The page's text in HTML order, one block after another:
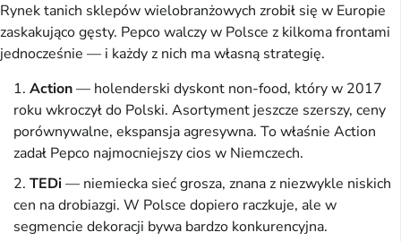
Rynek tanich sklepów wielobranżowych zrobił się w Europie
zaskakująco gęsty. Pepco walczy w Polsce z kilkoma frontami
jednocześnie — i każdy z nich ma własną strategię.
Action— holenderski dyskont non-food, który w 2017
roku wkroczył do Polski. Asortyment jeszcze szerszy, ceny
porównywalne, ekspansja agresywna. To właśnie Action
zadał Pepco najmocniejszy cios w Niemczech.
TEDi— niemiecka sieć grosza, znana z niezwykle niskich
cen na drobiazgi. W Polsce dopiero raczkuje, ale w
segmencie dekoracji bywa bardzo konkurencyjna.